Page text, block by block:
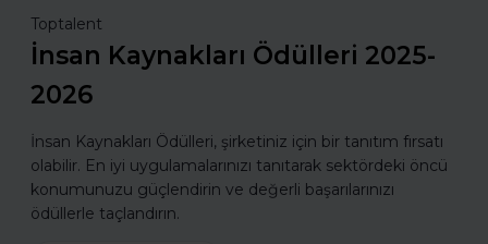
Toptalent
İnsan Kaynakları Ödülleri 2025-
2026
İnsan Kaynakları Ödülleri, şirketiniz için bir tanıtım fırsatı
olabilir. En iyi uygulamalarınızı tanıtarak sektördeki öncü
konumunuzu güçlendirin ve değerli başarılarınızı
ödüllerle taçlandırın.